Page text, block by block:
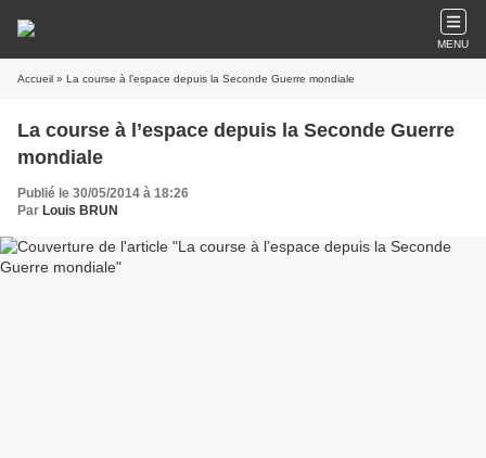
MENU
Accueil » La course à l’espace depuis la Seconde Guerre mondiale
La course à l’espace depuis la Seconde Guerre
mondiale
Publié le 30/05/2014 à 18:26
Par Louis BRUN